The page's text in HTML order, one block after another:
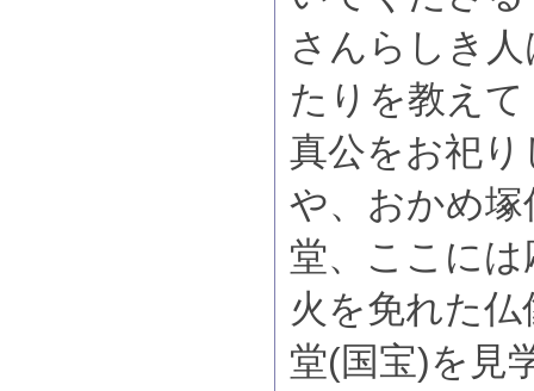
さんらしき
たりを教え
真公をお祀
や、おかめ
堂、ここに
火を免れた
堂(国宝)を見